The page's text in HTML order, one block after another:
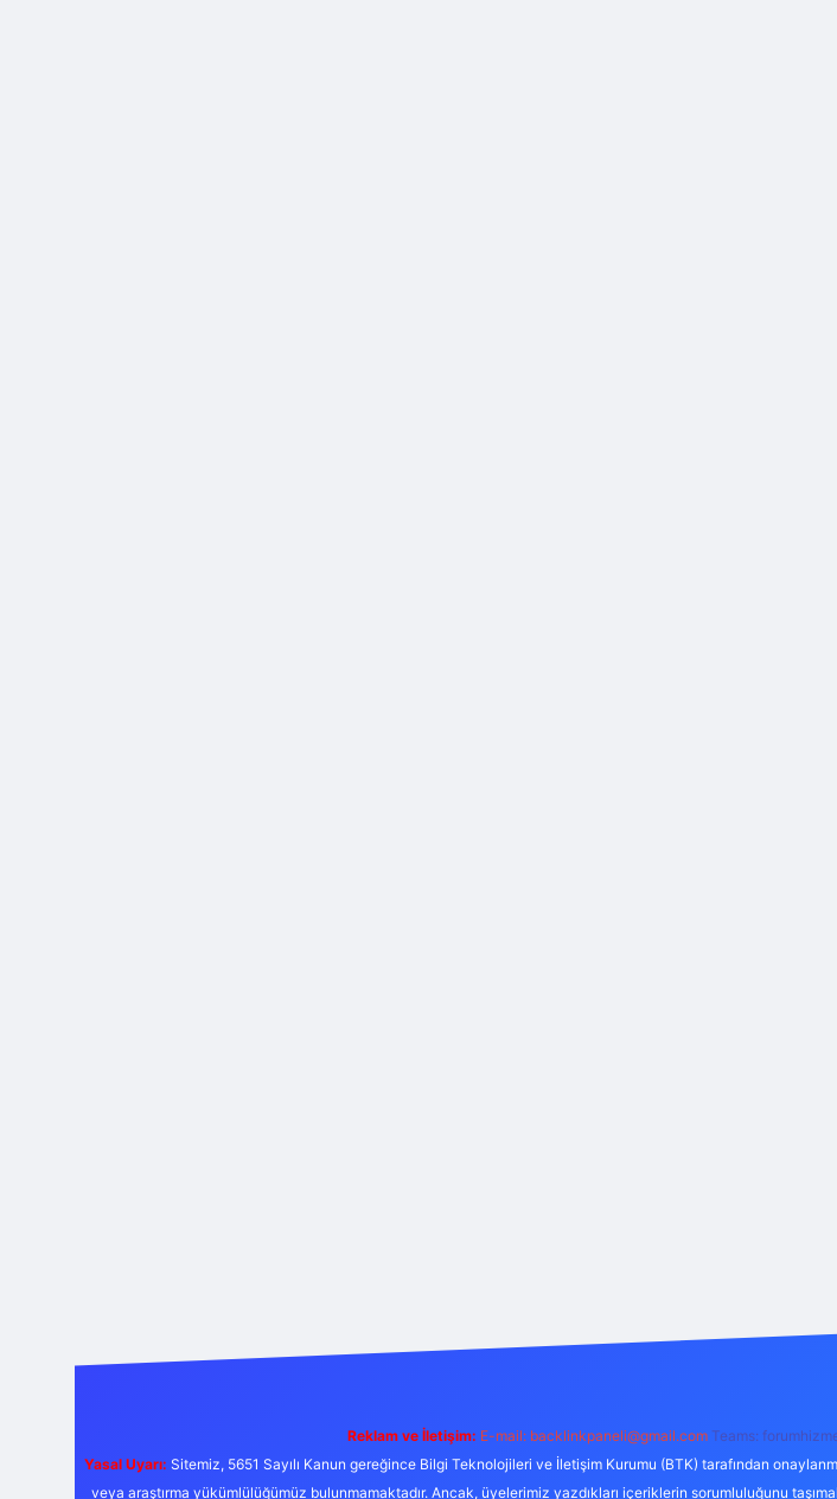
Reklam ve İletişim: E-mail: backlinkpaneli@gmail.com Teams:
Yasal Uyarı: Sitemiz, 5651 Sayılı Kanun gereğince Bilgi Teknolojileri ve İletişim Kurumu (BTK) tarafından
veya araştırma yükümlülüğümüz bulunmamaktadır. Ancak, üyelerimiz yazdıkları içeriklerin sorumluluğunu